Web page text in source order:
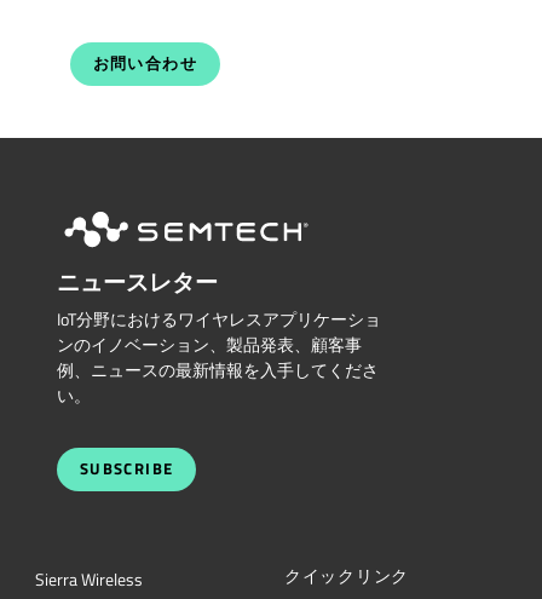
お問い合わせ
ニュースレター
IoT分野におけるワイヤレスアプリケーショ
ンのイノベーション、製品発表、顧客事
例、ニュースの最新情報を入手してくださ
い。
SUBSCRIBE
Sierra Wireless
クイックリンク